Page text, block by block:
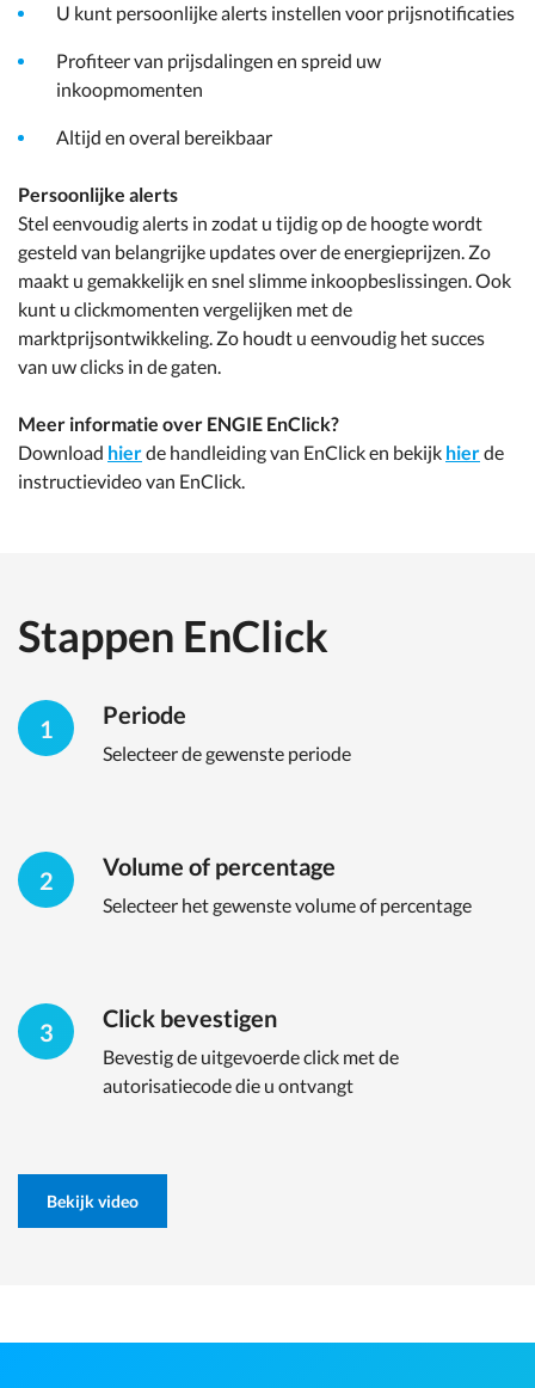
U kunt persoonlijke alerts instellen voor prijsnotificaties
Profiteer van prijsdalingen en spreid uw
inkoopmomenten
Altijd en overal bereikbaar
Persoonlijke alerts
Stel eenvoudig alerts in zodat u tijdig op de hoogte wordt
gesteld van belangrijke updates over de energieprijzen. Zo
maakt u gemakkelijk en snel slimme inkoopbeslissingen. Ook
kunt u clickmomenten vergelijken met de
marktprijsontwikkeling. Zo houdt u eenvoudig het succes
van uw clicks in de gaten.
Meer informatie over ENGIE EnClick?
Download hierde handleiding van EnClick en bekijk hierde
instructievideo van EnClick.
Stappen EnClick
1 Periode
Selecteer de gewenste periode
2 Volume of percentage
Selecteer het gewenste volume of percentage
3 Click bevestigen
Bevestig de uitgevoerde click met de
autorisatiecode die u ontvangt
Bekijk video